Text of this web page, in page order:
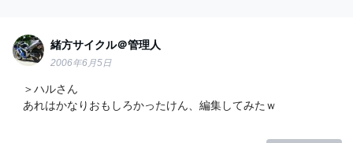
緒方サイクル＠管理人
2006年6月5日
＞ハルさん
あれはかなりおもしろかったけん、編集してみたｗ